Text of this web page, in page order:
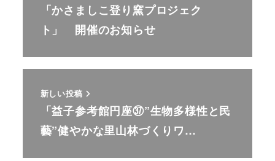
「かさましこ登り窯プロジェク
ト」 開催のお知らせ
新しい投稿
「益子参考館円座㊲”生物多様性と民
藝”健やかな里山林づくりワ…